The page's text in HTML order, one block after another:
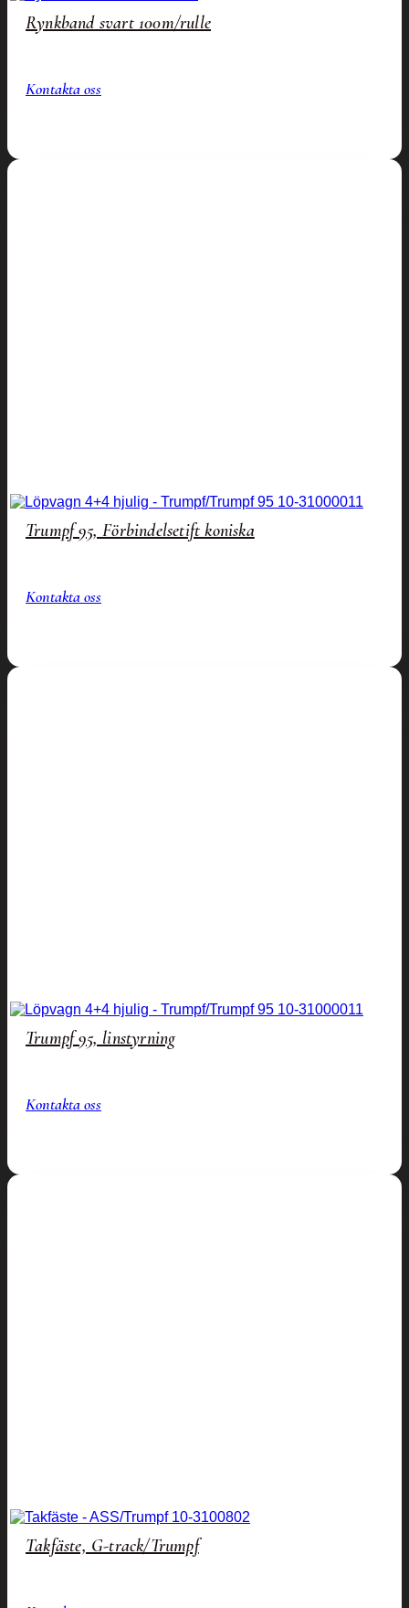
Rynkband svart 100m/rulle
Kontakta oss
Trumpf 95, Förbindelsetift koniska
Kontakta oss
Trumpf 95, linstyrning
Kontakta oss
Takfäste, G-track/Trumpf